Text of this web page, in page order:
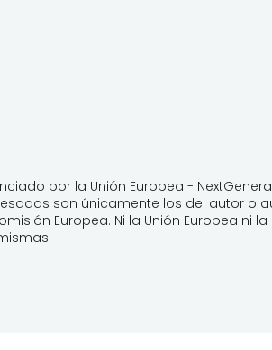
por la Unión Europea -
son únicamente los del autor o
Europea. Ni la Unión Europea ni